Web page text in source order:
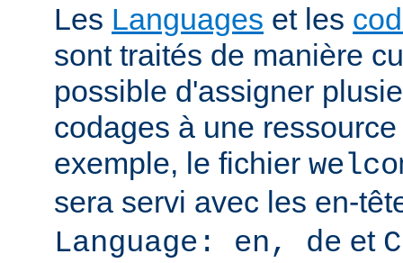
Les Languages et les
sont traités de manière
possible d'assigner
codages à une
exemple, le fichier
sera servi avec les en-
Language: en, de et